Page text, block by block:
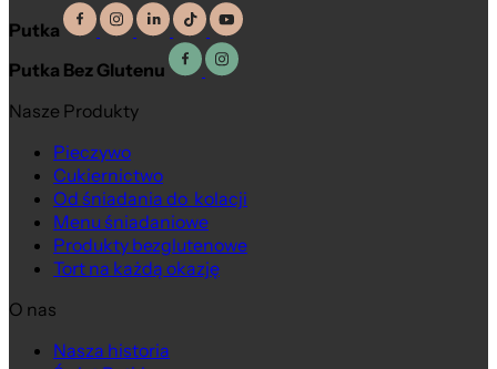
Putka
Putka Bez Glutenu
Nasze Produkty
Pieczywo
Cukiernictwo
Od śniadania do kolacji
Menu śniadaniowe
Produkty bezglutenowe
Tort na każdą okazję
O nas
Nasza historia